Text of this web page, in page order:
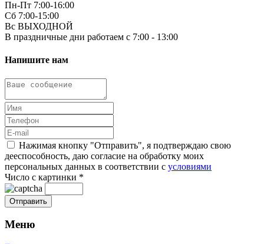
Пн-Пт 7:00-16:00
Сб 7:00-15:00
Вс ВЫХОДНОЙ
В праздничные дни работаем с 7:00 - 13:00
Напишите нам
Нажимая кнопку "Отправить", я подтверждаю свою
дееспособность, даю согласие на обработку моих
персональных данных в соответствии с условиями
Число с картинки *
Меню